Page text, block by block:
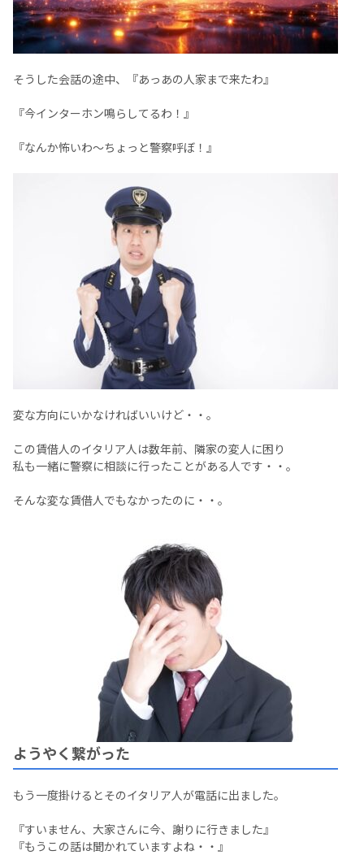
そうした会話の途中、『あっあの人家まで来たわ』
『今インターホン鳴らしてるわ！』
『なんか怖いわ～ちょっと警察呼ぼ！』
変な方向にいかなければいいけど・・。
この賃借人のイタリア人は数年前、隣家の変人に困り
私も一緒に警察に相談に行ったことがある人です・・。
そんな変な賃借人でもなかったのに・・。
ようやく繋がった
もう一度掛けるとそのイタリア人が電話に出ました。
『すいません、大家さんに今、謝りに行きました』
『もうこの話は聞かれていますよね・・』